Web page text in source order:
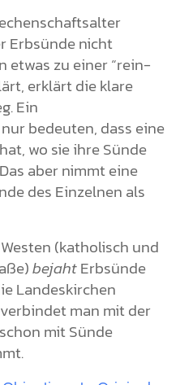
Erbsünde nicht
etwas zu einer “rein-
erklärt die klare
Ein
bedeuten, dass eine
wo sie ihre Sünde
aber nimmt eine
des Einzelnen als
(katholisch und
bejahtErbsünde
Landeskirchen
man mit der
mit Sünde